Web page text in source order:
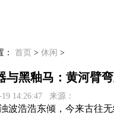
： 首页 > 休闲 >
与黑釉马：黄河臂
19 14:26:47 来源：
波浩浩东倾，今来古往